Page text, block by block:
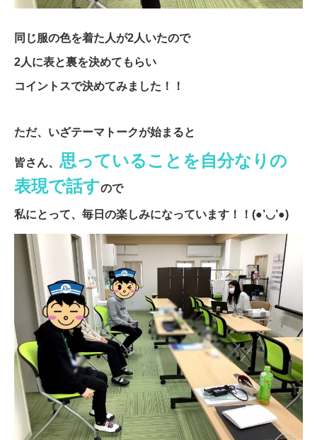
同じ服の色を着た人が2人いたので
2人に表と裏を決めてもらい
コイントスで決めてみました！！
ただ、いざテーマトークが始まると
皆さん、 思っていることを自分なりの
表現で話すので
私にとって、毎日の楽しみになっています！！(●’◡’●)